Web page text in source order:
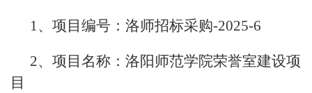
1、项目编号：洛师招标采购-2025-6
2、项目名称：洛阳师范学院荣誉室建设项
目